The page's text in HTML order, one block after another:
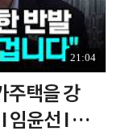
21:04
주택을 강
임윤선 I 정